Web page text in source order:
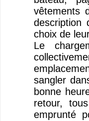
vêtements
description
choix de
Le
sangler
bonne
retour,
emprunté